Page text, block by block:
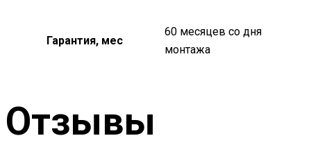
Гарантия, мес
60 месяцев со дня
монтажа
Отзывы